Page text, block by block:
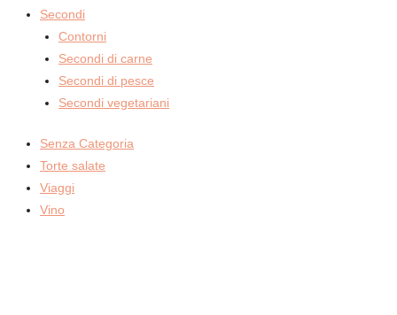
Secondi
Contorni
Secondi di carne
Secondi di pesce
Secondi vegetariani
Senza Categoria
Torte salate
Viaggi
Vino